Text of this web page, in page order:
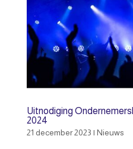
Uitnodiging
2024
21 december 2023 | Nieuws